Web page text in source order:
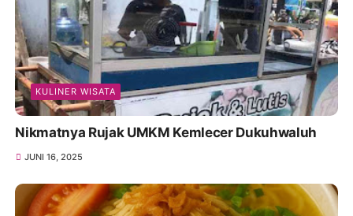
KULINER WISATA
Nikmatnya Rujak UMKM Kemlecer Dukuhwaluh
JUNI 16, 2025